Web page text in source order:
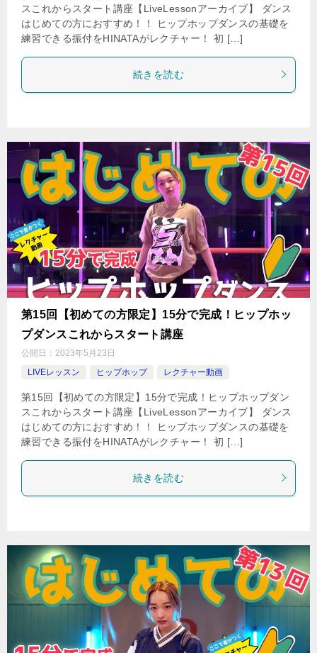
スこれからスタート講座【LiveLessonアーカイブ】 ダンス
はじめての方におすすめ！！ ヒップホップダンスの基礎を
練習できる振付をHINATAがレクチャー！ 初 […]
続きを読む
第15回【初めての方限定】15分で完成！ヒップホッ
プダンスこれからスタート講座
公開日： 2023年5月23日
LIVEレッスン
ヒップホップ レクチャー動画
第15回【初めての方限定】15分で完成！ヒップホップダン
スこれからスタート講座【LiveLessonアーカイブ】 ダンス
はじめての方におすすめ！！ ヒップホップダンスの基礎を
練習できる振付をHINATAがレクチャー！ 初 […]
続きを読む